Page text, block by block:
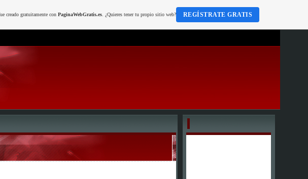
creado gratuitamente con PaginaWebGratis.es. ¿Quieres tener tu propio sitio web? REGÍSTRATE GRATIS